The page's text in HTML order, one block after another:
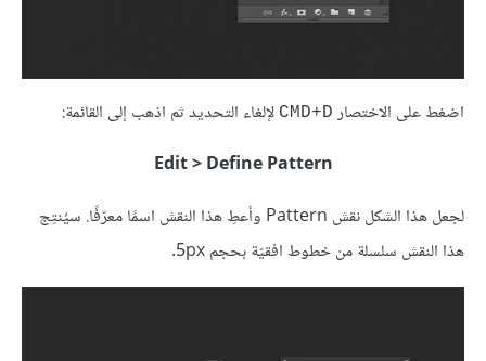
اضغط على الاختصار CMD+D لإلغاء التحديد ثم اذهب إلى القائمة:
Edit > Define Pattern
لجعل هذا الشكل نقش Pattern وأعطِ هذا النقش اسمًا معرّفًا. سيُنتِج
هذا النقش سلسلة من خطوط افقيّة بحجم 5px.